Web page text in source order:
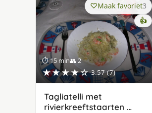
⏱ 15 min👥 2
★★★★☆ 3.57 (7)
Maak favoriet3
👍
Tagliatelli met
rivierkreeftstaarten …